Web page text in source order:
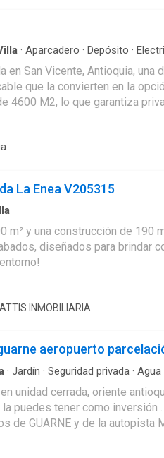
· Aparcadero · Depósito ·
en San Vicente, Antioquia,
convierten en la opción perfecta
4600 M2, lo que garantiza
o simplemente disfrutar de la naturaleza. En su
de alimentos y
excepcional para aquellos que buscan un hogar en armonía
La moderna cocina tipo
ensueño en una de las
La Enea V205315
m² y una construcción de
diseñados para brindar
INMOBILIARIA
aeropuerto
· Jardín · Seguridad privada · Agua
unidad cerrada, oriente
puedes tener como
pavimentada hasta la finca. Área Lote de 3.200 mt2, topografía